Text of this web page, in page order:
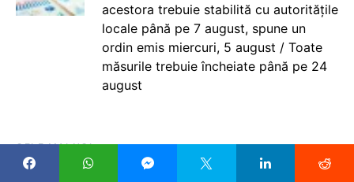
acestora trebuie stabilită cu autoritățile
locale până pe 7 august, spune un
ordin emis miercuri, 5 august / Toate
măsurile trebuie încheiate până pe 24
august
CELE MAI NOI